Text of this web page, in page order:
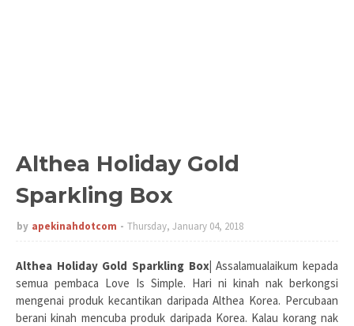
Althea Holiday Gold
Sparkling Box
by apekinahdotcom Thursday, January 04, 2018
Althea Holiday Gold Sparkling Box|Assalamualaikum kepada
semua pembaca Love Is Simple. Hari ni kinah nak berkongsi
mengenai produk kecantikan daripada Althea Korea. Percubaan
berani kinah mencuba produk daripada Korea. Kalau korang nak